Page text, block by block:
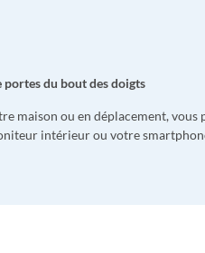
du bout des doigts
maison ou en déplacement,
intérieur ou votre